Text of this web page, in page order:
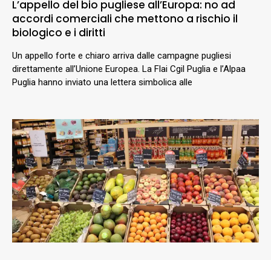
L’appello del bio pugliese all’Europa: no ad
accordi comerciali che mettono a rischio il
biologico e i diritti
Un appello forte e chiaro arriva dalle campagne pugliesi
direttamente all’Unione Europea. La Flai Cgil Puglia e l’Alpaa
Puglia hanno inviato una lettera simbolica alle